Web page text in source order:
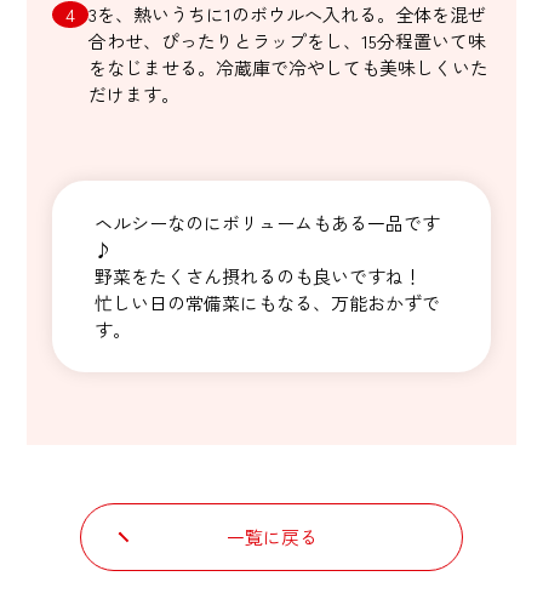
3を、熱いうちに1のボウルへ入れる。全体を混ぜ
合わせ、ぴったりとラップをし、15分程置いて味
をなじませる。冷蔵庫で冷やしても美味しくいた
だけます。
ヘルシーなのにボリュームもある一品です
♪
野菜をたくさん摂れるのも良いですね！
忙しい日の常備菜にもなる、万能おかずで
す。
一覧に戻る